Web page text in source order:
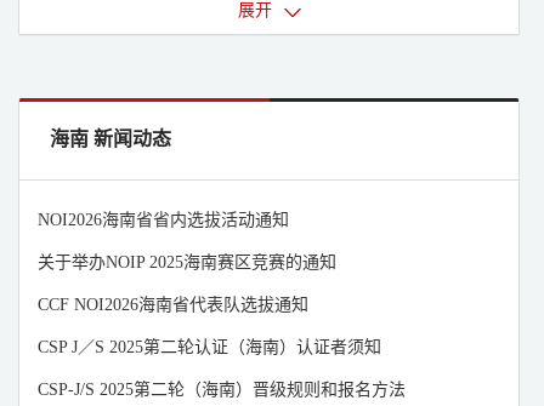
贵州 海南 河北
湖南
山东 山西
上海 四川
新疆 浙江
宁夏 云南
香港 青海 西藏
展开
海南 新闻动态
NOI2026海南省省内选拔活动通知
关于举办NOIP 2025海南赛区竞赛的通知
CCF NOI2026海南省代表队选拔通知
CSP J／S 2025第二轮认证（海南）认证者须知
CSP-J/S 2025第二轮（海南）晋级规则和报名方法